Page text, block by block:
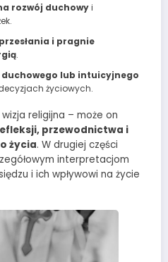
rozwój duchowyi
i pragnie
.
lub intuicyjnego
życiowych.
religijna – może on
przewodnictwa i
życia. W drugiej części
interpretacjom
i ich wpływowi na życie